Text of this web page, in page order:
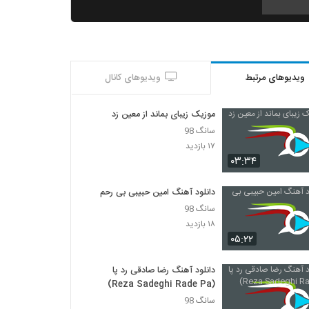
دانلود آهنگ میلاد فربد نیمکت (Milad
Farbod Nimkat)
۳۲۸ بازدید
آهنگ خیس میشم از سهیل رحمانی(پاپ)
۴۳۳ بازدید
دانلود آهنگ جدید و زیبای شهروز پدرامی نیا با
نام تو کلام اولی (بی کلام)
دانلود آهنگ جدید و زیبای طهمورث جاویدان با
نام گولک بودونیایا
۲۷۳ بازدید
ویدیوهای مرتبط ویدیوهای کانال
۰۳:۳۴
موزیک زیبای بماند از معین زد
سانگ 98
۱۷ بازدید
۰۵:۲۲
دانلود آهنگ امین حبیبی بی رحم
سانگ 98
۱۸ بازدید
دانلود آهنگ رضا صادقی رد پا
(Reza Sadeghi Rade Pa)
سانگ 98